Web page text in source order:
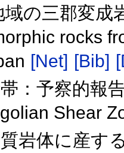
域の三郡変成
rocks
[Net] [Bib]
：予察的報
Shear
岩体に産す